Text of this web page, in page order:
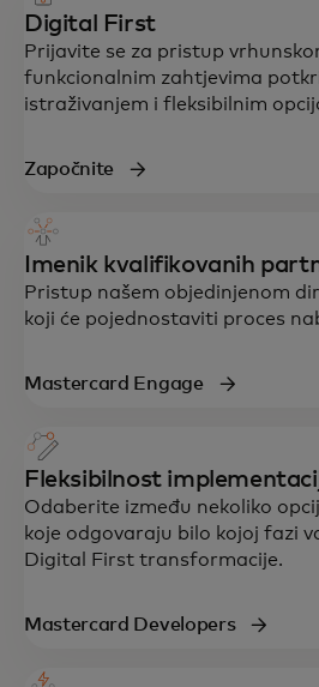
Digital First
Prijavite se za pristup
funkcionalnim zahtjevima
istraživanjem i fleksibilnim
Započnite
Imenik kvalifikovanih
Pristup našem objedinjenom
koji će pojednostaviti proces
Mastercard Engage
Fleksibilnost
Odaberite između nekoliko
koje odgovaraju bilo kojoj fazi
Digital First transformacije.
Mastercard Developers